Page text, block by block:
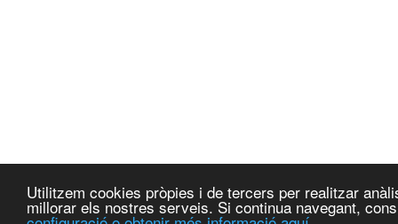
Utilitzem cookies pròpies i de tercers per realitzar
millorar els nostres serveis. Si continua navegant,